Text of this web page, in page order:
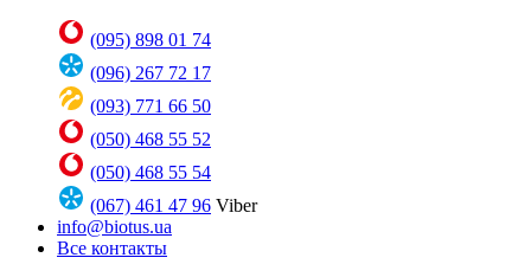
(095) 898 01 74
(096) 267 72 17
(093) 771 66 50
(050) 468 55 52
(050) 468 55 54
(067) 461 47 96 Viber
info@biotus.ua
Все контакты